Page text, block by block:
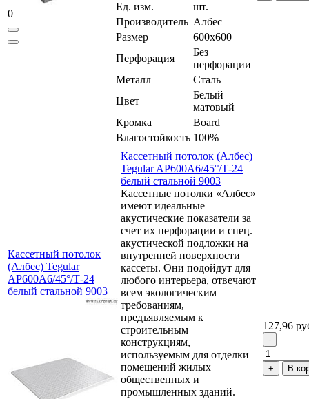
0
Ед. изм.
шт.
Производитель Албес
Размер
600x600
Перфорация
Без
перфорации
Металл
Сталь
Цвет
Белый
матовый
Кромка
Board
Влагостойкость 100%
Кассетный потолок
(Албес) Tegular
AP600A6/45°/Т-24
белый стальной 9003
Кассетный потолок (Албес)
Tegular AP600A6/45°/Т-24
белый стальной 9003
Кассетные потолки «Албес»
имеют идеальные
акустические показатели за
счет их перфорации и спец.
акустической подложки на
внутренней поверхности
кассеты. Они подойдут для
любого интерьера, отвечают
всем экологическим
требованиям,
предъявляемым к
строительным
конструкциям,
используемым для отделки
помещений жилых
общественных и
промышленных зданий.
127,96
В